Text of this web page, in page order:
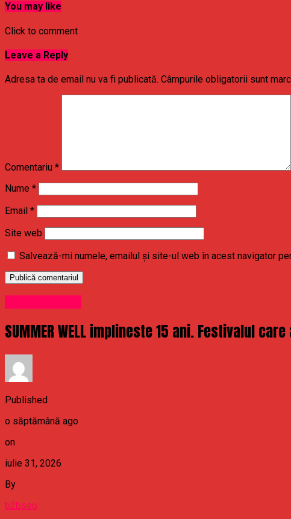
You may like
Click to comment
Leave a Reply
Adresa ta de email nu va fi publicată. Câmpurile obligatorii sunt
Comentariu *
Nume *
Email *
Site web
Salvează-mi numele, emailul și site-ul web în acest navigator
SUMMER WELL implineste 15 ani. Festivalul
Published
o săptămână ago
on
iulie 31, 2026
By
b2bseo